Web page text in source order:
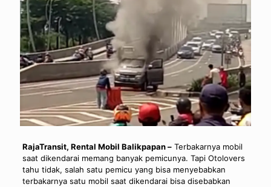
RajaTransit, Rental Mobil Balikpapan –Terbakarnya mobil
saat dikendarai memang banyak pemicunya. Tapi Otolovers
tahu tidak, salah satu pemicu yang bisa menyebabkan
terbakarnya satu mobil saat dikendarai bisa disebabkan